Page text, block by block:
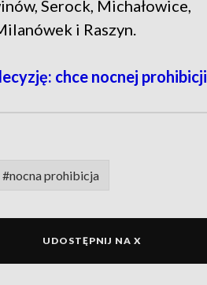
Serock, Michałowice,
i Raszyn.
chce nocnej prohibicji
#nocna prohibicja
UDOSTĘPNIJ NA X